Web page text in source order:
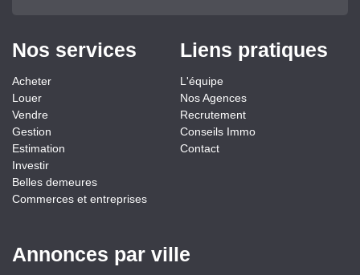
Nos services
Acheter
Louer
Vendre
Gestion
Estimation
Investir
Belles demeures
Commerces et entreprises
Liens pratiques
L'équipe
Nos Agences
Recrutement
Conseils Immo
Contact
Annonces par ville